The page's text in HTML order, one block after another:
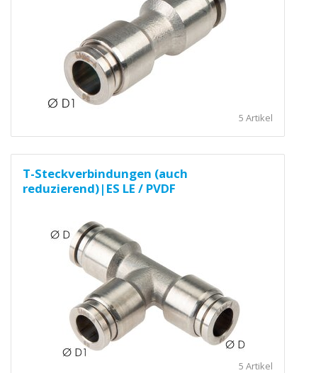
5 Artikel
T-Steckverbindungen (auch
reduzierend)|ES LE / PVDF
5 Artikel